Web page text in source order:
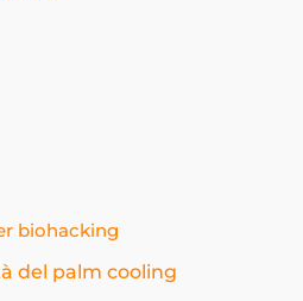
biohacking
del palm cooling